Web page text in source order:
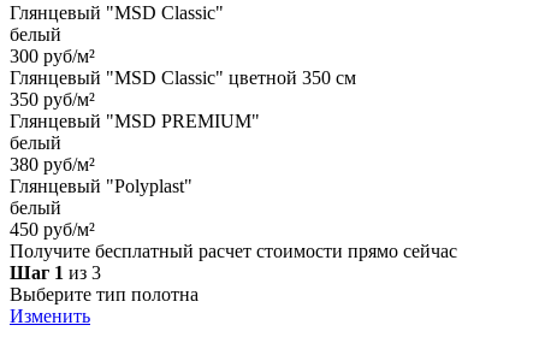
Глянцевый "MSD Classic"
белый
300 руб/м²
Глянцевый "MSD Classic" цветной 350 см
350 руб/м²
Глянцевый "MSD PREMIUM"
белый
380 руб/м²
Глянцевый "Polyplast"
белый
450 руб/м²
Получите бесплатный расчет стоимости прямо сейчас
Шаг 1 из 3
Выберите тип полотна
Изменить